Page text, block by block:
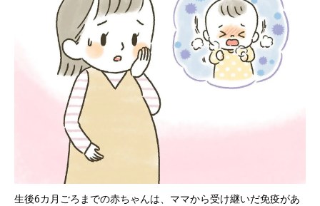
生後6カ月ごろまでの赤ちゃんは、ママから受け継いだ免疫があ